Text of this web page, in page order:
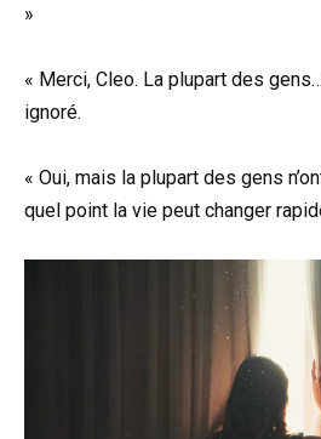
»
« Merci, Cleo. La plupart des
ignoré.
« Oui, mais la plupart des gens
quel point la vie peut changer